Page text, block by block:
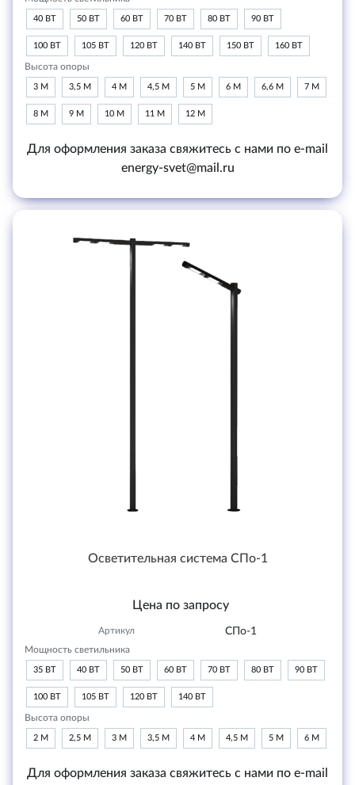
40 ВТ 50 ВТ 60 ВТ 70 ВТ 80 ВТ 90 ВТ
100 ВТ 105 ВТ 120 ВТ 140 ВТ 150 ВТ 160 ВТ
Высота опоры
3 М 3,5 М 4 М 4,5 М 5 М 6 М 6,6 М 7 М
8 М 9 М 10 М 11 М 12 М
Для оформления заказа свяжитесь с нами по e-mail
energy-svet@mail.ru
Осветительная система СПо-1
Цена по запросу
Артикул СПо-1
Мощность светильника
35 ВТ 40 ВТ 50 ВТ 60 ВТ 70 ВТ 80 ВТ 90 ВТ
100 ВТ 105 ВТ 120 ВТ 140 ВТ
Высота опоры
2 М 2,5 М 3 М 3,5 М 4 М 4,5 М 5 М 6 М
Для оформления заказа свяжитесь с нами по e-mail